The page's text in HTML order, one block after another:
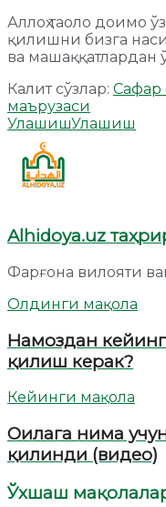
Аллоҳ таоло доимо
қилишни бизга
ва машаққатлардан
Калит сўзлар: Cафар
маърузаси
УлашишУлашиш
Alhidoya.uz
Фарғона вилояти
Олдинги мақола
Намоздан
қилиш керак?
Кейинги мақола
Оилага нима
қилинди (видео)
Ўхшаш